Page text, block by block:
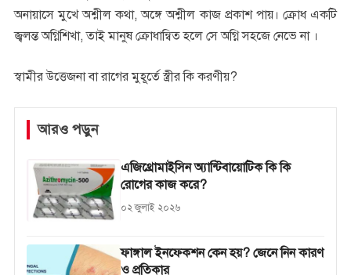
অনায়াসে মুখে অশ্নীল কথা, অঙ্গে অশ্নীল কাজ প্রকাশ পায়। ক্রোধ একটি
জ্বলন্ত অগ্নিশিখা, তাই মানুষ ক্রোধান্বিত হলে সে অগ্নি সহজে নেভে না ।
স্বামীর উত্তেজনা বা রাগের মুহূর্তে স্ত্রীর কি করণীয়?
আরও পড়ুন
এজিথ্রোমাইসিন অ্যান্টিবায়োটিক কি কি
রোগের কাজ করে?
০২ জুলাই ২০২৬
ফাঙ্গাল ইনফেকশন কেন হয়? জেনে নিন কারণ
ও প্রতিকার